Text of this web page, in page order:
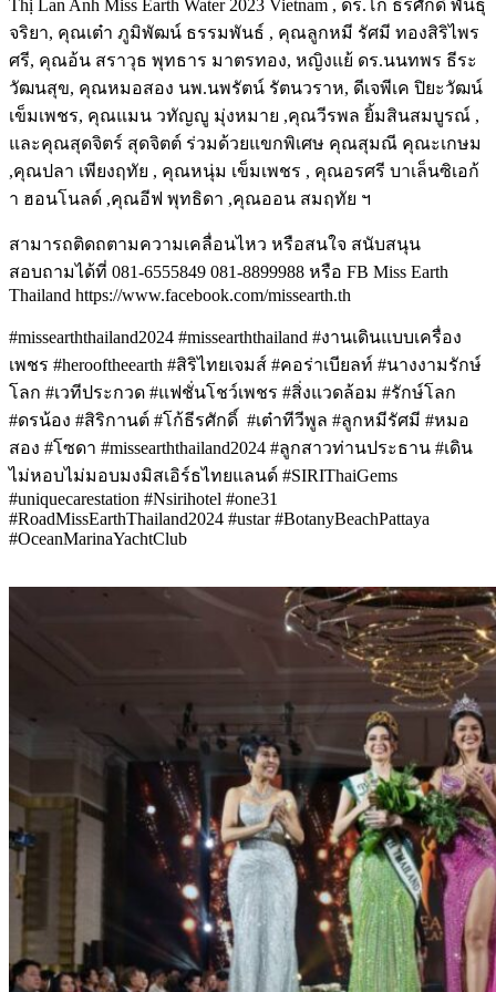
Thị Lan Anh Miss Earth Water 2023 Vietnam , ดร.โก้ ธีรศักดิ์ พันธุ
จริยา, คุณเต๋า ภูมิพัฒน์ ธรรมพันธ์ , คุณลูกหมี รัศมี ทองสิริไพร
ศรี, คุณอ้น สราวุธ พุทธาร มาตรทอง, หญิงแย้ ดร.นนทพร ธีระ
วัฒนสุข, คุณหมอสอง นพ.นพรัตน์ รัตนวราห, ดีเจพีเค ปิยะวัฒน์
เข็มเพชร, คุณแมน วทัญญู มุ่งหมาย ,คุณวีรพล ยิ้มสินสมบูรณ์ ,
และคุณสุดจิตร์ สุดจิตต์ ร่วมด้วยแขกพิเศษ คุณสุมณี คุณะเกษม
,คุณปลา เพียงฤทัย , คุณหนุ่ม เข็มเพชร , คุณอรศรี บาเล็นซิเอก้
า ฮอนโนลด์ ,คุณอีฟ พุทธิดา ,คุณออน สมฤทัย ฯ
สามารถติดถตามความเคลื่อนไหว หรือสนใจ สนับสนุน
สอบถามได้ที่ 081-6555849 081-8899988 หรือ FB Miss Earth
Thailand https://www.facebook.com/missearth.th
#missearththailand2024 #missearththailand #งานเดินแบบเครื่อง
เพชร #herooftheearth #สิริไทยเจมส์ #คอร่าเบียลท์ #นางงามรักษ์
โลก #เวทีประกวด #แฟชั่นโชว์เพชร #สิ่งแวดล้อม #รักษ์โลก
#ดรน้อง #สิริกานต์ #โก้ธีรศักดิ์ #เต๋าทีวีพูล #ลูกหมีรัศมี #หมอ
สอง #โซดา #missearththailand2024 #ลูกสาวท่านประธาน #เดิน
ไม่หอบไม่มอบมงมิสเอิร์ธไทยแลนด์ #SIRIThaiGems
#uniquecarestation #Nsirihotel #one31
#RoadMissEarthThailand2024 #ustar #BotanyBeachPattaya
#OceanMarinaYachtClub